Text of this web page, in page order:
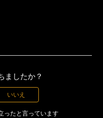
ましたか？
いいえ
ったと言っています